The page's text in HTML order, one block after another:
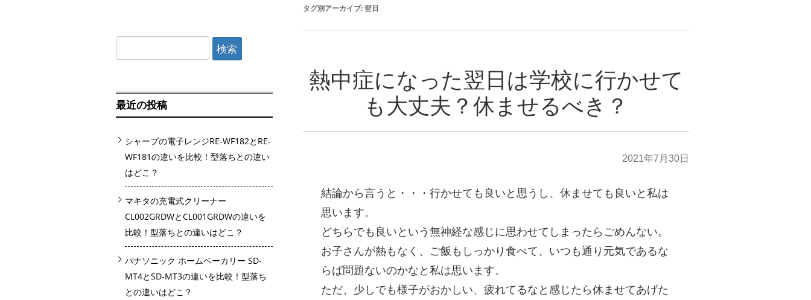
タグ別アーカイブ:翌日
熱中症になった翌日は学校に行かせて
も大丈夫？休ませるべき？
2021年7月30日
結論から言うと・・・行かせても良いと思うし、休ませても良いと私は
思います。
どちらでも良いという無神経な感じに思わせてしまったらごめんない。
お子さんが熱もなく、ご飯もしっかり食べて、いつも通り元気であるな
らば問題ないのかなと私は思います。
ただ、少しでも様子がおかしい、疲れてるなと感じたら休ませてあげた
索:
最近の投稿
シャープの電子レンジRE-WF182とRE-
WF181の違いを比較！型落ちとの違い
はどこ？
マキタの充電式クリーナー
CL002GRDWとCL001GRDWの違いを
比較！型落ちとの違いはどこ？
パナソニック ホームベーカリー SD-
MT4とSD-MT3の違いを比較！型落ち
との違いはどこ？